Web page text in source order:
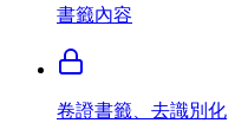
書籤內容
卷證書籤、去識別化